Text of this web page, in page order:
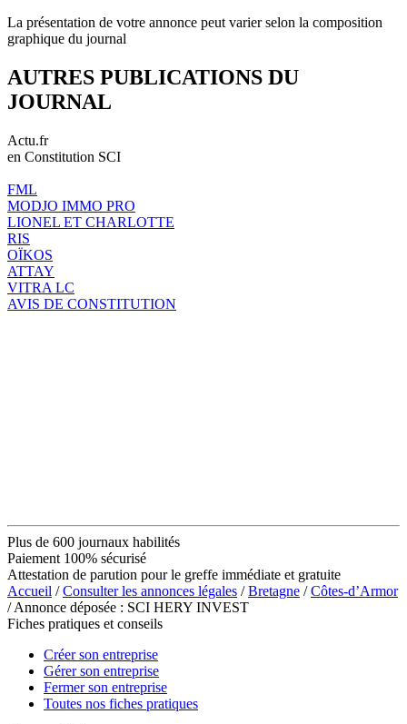
La présentation de votre annonce peut varier selon la composition
graphique du journal
AUTRES PUBLICATIONS DU
JOURNAL
Actu.fr
en Constitution SCI
FML
MODJO IMMO PRO
LIONEL ET CHARLOTTE
RIS
OÏKOS
ATTAY
VITRA LC
AVIS DE CONSTITUTION
Plus de 600 journaux habilités
Paiement 100% sécurisé
Attestation de parution pour le greffe immédiate et gratuite
Accueil /Consulter les annonces légales /Bretagne /Côtes-d’Armor
/ Annonce déposée : SCI HERY INVEST
Fiches pratiques et conseils
Créer son entreprise
Gérer son entreprise
Fermer son entreprise
Toutes nos fiches pratiques